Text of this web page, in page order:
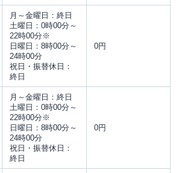
月～金曜日：終日
土曜日：0時00分～
22時00分※
日曜日：8時00分～
24時00分
祝日・振替休日：
終日
0円
月～金曜日：終日
土曜日：0時00分～
22時00分※
日曜日：8時00分～
24時00分
祝日・振替休日：
終日
0円